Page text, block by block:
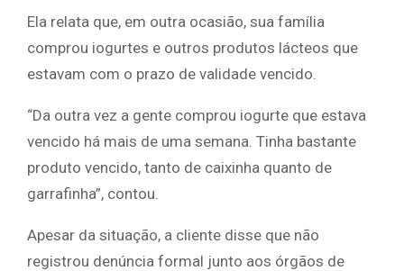
Ela relata que, em outra ocasião, sua família
comprou iogurtes e outros produtos lácteos que
estavam com o prazo de validade vencido.
“Da outra vez a gente comprou iogurte que estava
vencido há mais de uma semana. Tinha bastante
produto vencido, tanto de caixinha quanto de
garrafinha”, contou.
Apesar da situação, a cliente disse que não
registrou denúncia formal junto aos órgãos de